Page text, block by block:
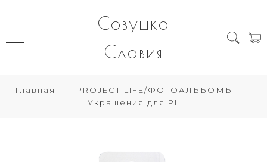
Совушка
Славия
Главная
PROJECT LIFE/ФОТОАЛЬБОМЫ
Украшения для PL